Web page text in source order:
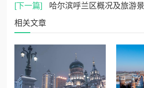
[下一篇]
哈尔滨呼兰区概况及旅游
相关文章